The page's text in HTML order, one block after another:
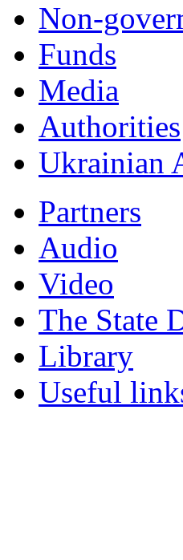
Non-
Funds
Мedia
Authorities
Ukrainian
Partners
Audio
Video
The State
Library
Useful